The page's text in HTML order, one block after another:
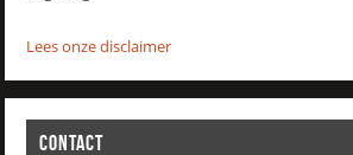
Lees onze disclaimer
CONTACT